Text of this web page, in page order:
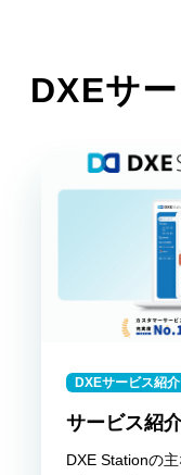
導入事例
DXEサ
DXEサービス紹介
サービス紹
DXE Stationの